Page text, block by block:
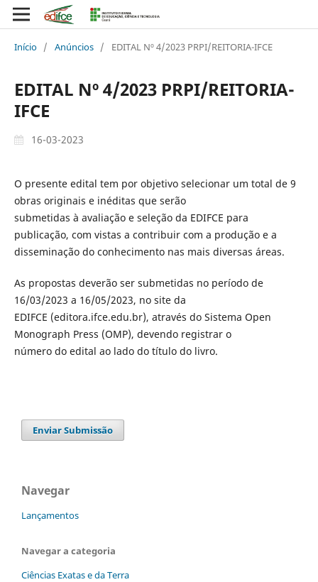
Início / Anúncios / EDITAL Nº 4/2023 PRPI/REITORIA-IFCE
EDITAL Nº 4/2023 PRPI/REITORIA-
IFCE
16-03-2023
O presente edital tem por objetivo selecionar um total de 9
obras originais e inéditas que serão
submetidas à avaliação e seleção da EDIFCE para
publicação, com vistas a contribuir com a produção e a
disseminação do conhecimento nas mais diversas áreas.
As propostas deverão ser submetidas no período de
16/03/2023 a 16/05/2023, no site da
EDIFCE (editora.ifce.edu.br), através do Sistema Open
Monograph Press (OMP), devendo registrar o
número do edital ao lado do título do livro.
Enviar Submissão
Navegar
Lançamentos
Navegar a categoria
Ciências Exatas e da Terra